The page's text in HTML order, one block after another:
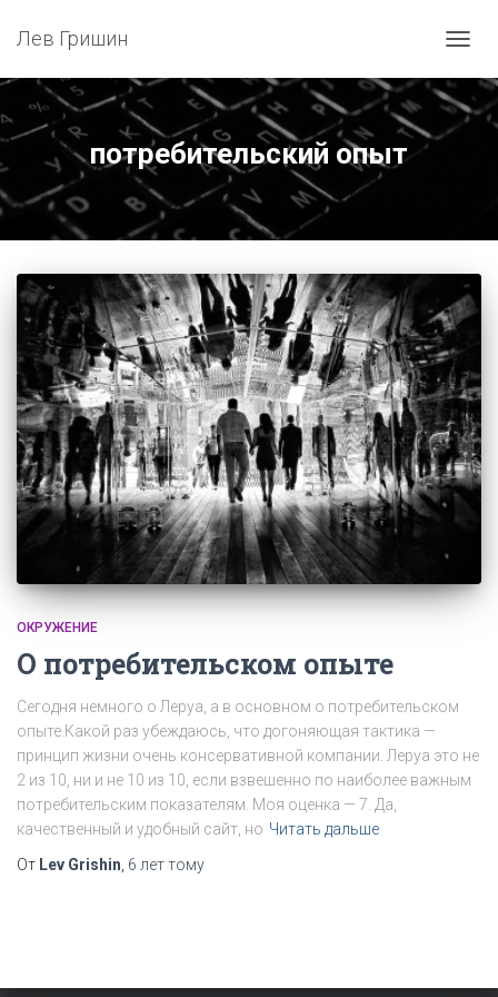
Лев Гришин
потребительский опыт
ОКРУЖЕНИЕ
О потребительском опыте
Сегодня немного о Леруа, а в основном о потребительском
опыте.Какой раз убеждаюсь, что догоняющая тактика —
принцип жизни очень консервативной компании. Леруа это не
2 из 10, ни и не 10 из 10, если взвешенно по наиболее важным
потребительским показателям. Моя оценка — 7. Да,
качественный и удобный сайт, но Читать дальше
От Lev Grishin 6 леттому